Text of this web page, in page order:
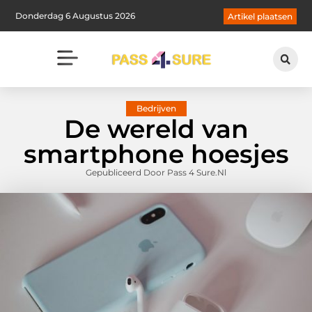
Donderdag 6 Augustus 2026 Artikel plaatsen
Bedrijven
De wereld van
smartphone hoesjes
Gepubliceerd Door Pass 4 Sure.nl